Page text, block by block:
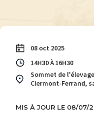
08 oct 2025
14H30
16H30
Sommet de
Clermont-Ferrand,
MIS À JOUR LE 08/07/